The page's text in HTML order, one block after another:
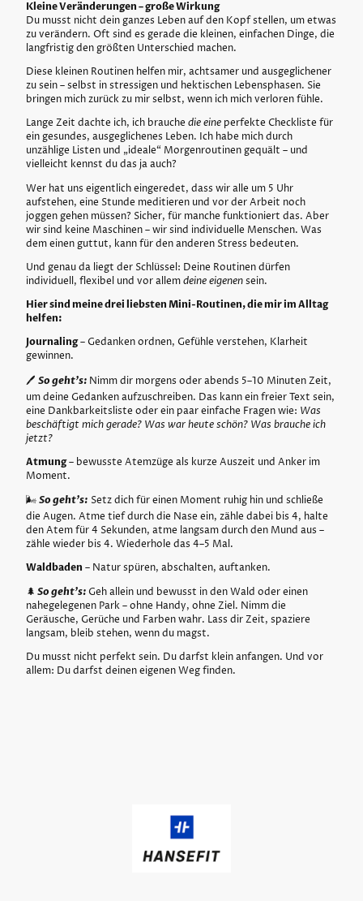
Kleine Veränderungen – große Wirkung
Du musst nicht dein ganzes Leben auf den Kopf stellen, um etwas
zu verändern. Oft sind es gerade die kleinen, einfachen Dinge, die
langfristig den größten Unterschied machen.
Diese kleinen Routinen helfen mir, achtsamer und ausgeglichener
zu sein – selbst in stressigen und hektischen Lebensphasen. Sie
bringen mich zurück zu mir selbst, wenn ich mich verloren fühle.
Lange Zeit dachte ich, ich brauche die eine perfekte Checkliste für
ein gesundes, ausgeglichenes Leben. Ich habe mich durch
unzählige Listen und „ideale“ Morgenroutinen gequält – und
vielleicht kennst du das ja auch?
Wer hat uns eigentlich eingeredet, dass wir alle um 5 Uhr
aufstehen, eine Stunde meditieren und vor der Arbeit noch
joggen gehen müssen? Sicher, für manche funktioniert das. Aber
wir sind keine Maschinen – wir sind individuelle Menschen. Was
dem einen guttut, kann für den anderen Stress bedeuten.
Und genau da liegt der Schlüssel: Deine Routinen dürfen
individuell, flexibel und vor allemdeine eigenensein.
Hier sind meine drei liebsten Mini-Routinen, die mir im Alltag
helfen:
Journaling– Gedanken ordnen, Gefühle verstehen, Klarheit
gewinnen.
🖊 So geht’s: Nimm dir morgens oder abends 5–10 Minuten Zeit,
um deine Gedanken aufzuschreiben. Das kann ein freier Text sein,
eine Dankbarkeitsliste oder ein paar einfache Fragen wie: Was
beschäftigt mich gerade? Was war heute schön? Was brauche ich
jetzt?
Atmung– bewusste Atemzüge als kurze Auszeit und Anker im
Moment.
🌬So geht’s: Setz dich für einen Moment ruhig hin und schließe
die Augen. Atme tief durch die Nase ein, zähle dabei bis 4, halte
den Atem für 4 Sekunden, atme langsam durch den Mund aus –
zähle wieder bis 4. Wiederhole das 4–5 Mal.
Waldbaden – Natur spüren, abschalten, auftanken.
🌲 So geht’s: Geh allein und bewusst in den Wald oder einen
nahegelegenen Park – ohne Handy, ohne Ziel. Nimm die
Geräusche, Gerüche und Farben wahr. Lass dir Zeit, spaziere
langsam, bleib stehen, wenn du magst.
Du musst nicht perfekt sein. Du darfst klein anfangen. Und vor
allem: Du darfst deinen eigenen Weg finden.